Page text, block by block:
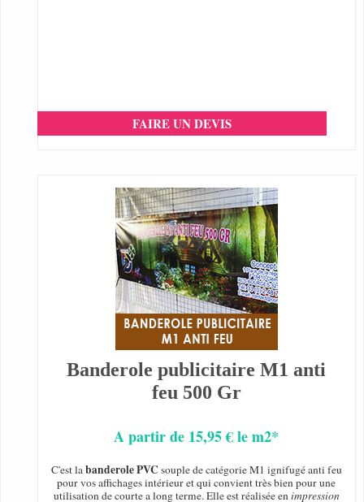
FAIRE UN DEVIS
Banderole publicitaire M1 anti
feu 500 Gr
A partir de 15,95 € le m2*
C'est labanderole PVC souple de catégorie M1 ignifugé anti feu
pour vos affichages intérieur et qui convient très bien pour une
utilisation de courte a long terme. Elle est réalisée enimpression